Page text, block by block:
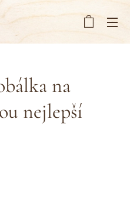
na
nejlepší